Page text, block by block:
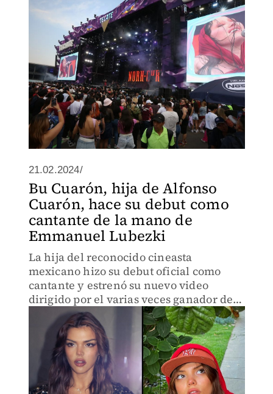
21.02.2024/
Bu Cuarón, hija de Alfonso
Cuarón, hace su debut como
cantante de la mano de
Emmanuel Lubezki
La hija del reconocido cineasta
mexicano hizo su debut oficial como
cantante y estrenó su nuevo video
dirigido por el varias veces ganador del
Oscar, Emmanuel Lubezki.